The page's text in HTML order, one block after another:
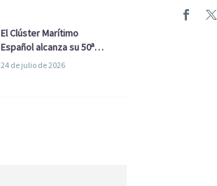
Ayuntamiento
El Clúster Marítimo
Español alcanza su 50ª
Asamblea reafirmando su
24 de julio de 2026